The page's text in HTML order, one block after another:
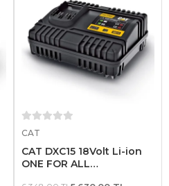
CAT
CAT DXC15 18Volt Li-ion
ONE FOR ALL